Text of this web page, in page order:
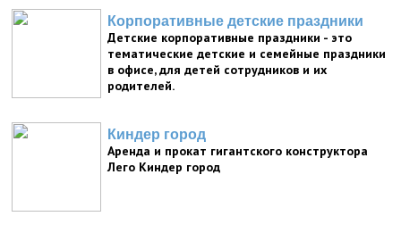
Корпоративные детские праздники
Детские корпоративные праздники - это
тематические детские и семейные праздники
в офисе, для детей сотрудников и их
родителей.
Киндер город
Аренда и прокат гигантского конструктора
Лего Киндер город